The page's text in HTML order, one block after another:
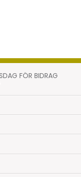
FÖR BIDRAG